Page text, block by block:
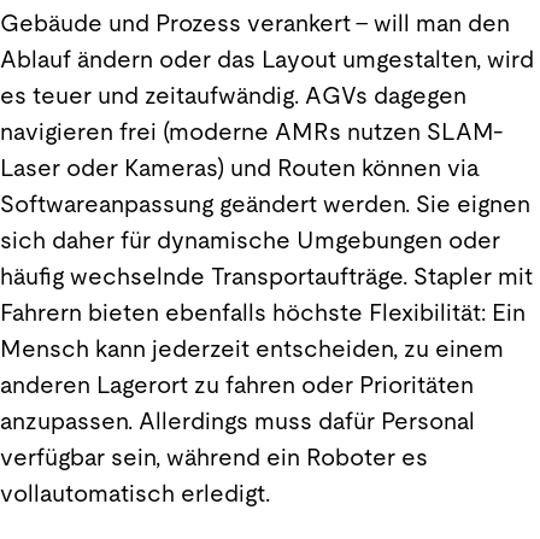
Gebäude und Prozess verankert – will man den
Ablauf ändern oder das Layout umgestalten, wird
es teuer und zeitaufwändig. AGVs dagegen
navigieren frei (moderne AMRs nutzen SLAM-
Laser oder Kameras) und Routen können via
Softwareanpassung geändert werden. Sie eignen
sich daher für dynamische Umgebungen oder
häufig wechselnde Transportaufträge. Stapler mit
Fahrern bieten ebenfalls höchste Flexibilität: Ein
Mensch kann jederzeit entscheiden, zu einem
anderen Lagerort zu fahren oder Prioritäten
anzupassen. Allerdings muss dafür Personal
verfügbar sein, während ein Roboter es
vollautomatisch erledigt.